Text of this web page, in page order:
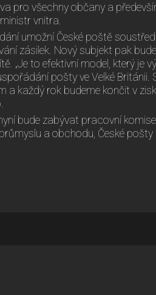
pro všechny občany a
vnitra.
umožní České poště
zásilek. Nový subjekt pak
„Je to efektivní model, který je
pošty ve Velké Británii.
a každý rok budeme končit v
bude zabývat pracovní
a obchodu, České